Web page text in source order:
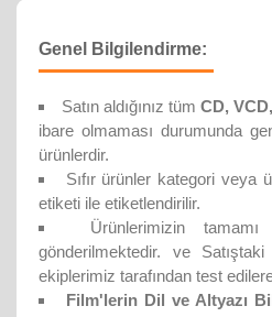
Genel Bilgilendirme:
Satın aldığınız tüm CD,
ibare olmaması durumunda
ürünlerdir.
Sıfır ürünler kategori veya
etiketi ile etiketlendirilir.
Ürünlerimizin tamamı
gönderilmektedir. ve
ekiplerimiz tarafından test
Film'lerin Dil ve Altyazı